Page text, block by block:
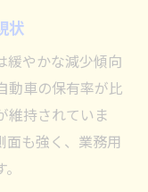
何か
す影響とは
応策のポイン
の変革
状
緩やかな減少傾向
動車の保有率が比
維持されていま
面も強く、業務用